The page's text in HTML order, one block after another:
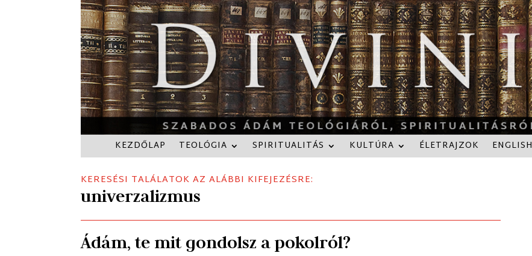
KEZDŐLAP TEOLÓGIA SPIRITUALITÁS KULTÚRA ÉLETRAJZOK ENGLISH
KERESÉSI TALÁLATOK AZ ALÁBBI KIFEJEZÉSRE:
univerzalizmus
Ádám, te mit gondolsz a pokolról?